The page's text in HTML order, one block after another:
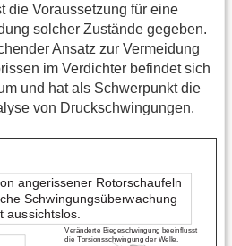
die Voraussetzung für eine
solcher Zustände gegeben.
Ansatz zur Vermeidung
im Verdichter befindet sich
und hat als Schwerpunkt die
von Druckschwingungen.